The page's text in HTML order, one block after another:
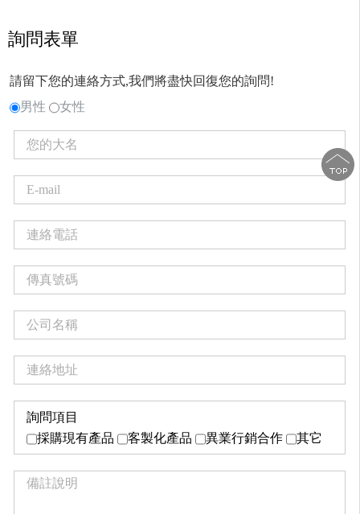
詢問表單
請留下您的連絡方式,我們將盡快回復您的詢問!
男性
女性
詢問項目
採購現有產品
客製化產品 異業行銷合作 其它